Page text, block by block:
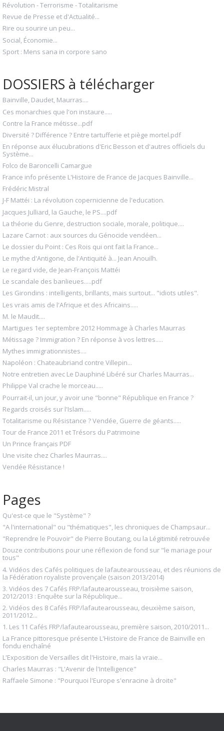
Révolution - Terrorisme - Totalitarisme
Revue de Presse et d'Actualité...
Rire ou sourire un peu...
Social, Économie...
Sport : Mens sana in corpore sano
DOSSIERS à télécharger
Bainville, Daudet, Maurras....
Ces monarchies que l'on instaure.....
Contre la France métisse...pdf
Diversité ? Différence ? Entre tartufferie et piège mortel.pdf
En réponse aux élucubrations d'Eric Besson et d'autres officiels du
Système...
Folco de Baroncelli Camargue
France info présente L'Histoire de France de Jacques Bainville...
Frédéric Mistral
J-F Mattéi : La révolution copernicienne de l'education.
Jacques Julliard, la Gauche, le PS....pdf
La théorie du Genre, destruction sociale, morale, politique....
Lazare Carnot : aux sources du Génocide vendéen...
Le dossier du Point : Ces Rois qui ont fait la France...
Le mythe d'Antigone, de l'Antiquité à... Jean Anouilh.
Le regard vide, de Jean-François Mattéi
Le scandale des banlieues.....pdf
Les Girondins : intelligents, brillants, mais surtout... "idiots utiles".
Les vrais amis de l'Afrique et des Africains.....
M. le Maudit....
Martigues 1er septembre 2012 Hommage à Charles Maurras
Métissage ? Immigration ? En réponse à vos lettres.....
Mythes immigrationnistes....
Napoléon : Chateaubriand contre Villepin...
Notre entretien avec Le Dauphiné Libéré sur Charles Maurras...
Philippe Val crache le morceau.....
Pourrait-il, un jour, y avoir une "bonne" République en France ?
Regards croisés sur l'Islam.....
Totalitarisme ou Résistance ? Vendée, Guerre de géants.....
Tour de France 2011 et Trésors du Patrimoine
Un Prince français PDF
Une visite chez Charles Maurras....
Vendée Résistance !
Pages
Qu'est-ce que le "Système" ?
"A l'international" ou "thématiques", les chroniques de Champsaur...
"Reprendre le Pouvoir" de Pierre Boutang, ou la Légitimité retrouvée
Douze contributions pour une réflexion de fond sur "le mariage pour
tous"
4. Vidéos des Cafés politiques de lafautearousseau, et des réunions de
la Fédération royaliste provençale (saison 2013/2014)
3. Vidéos des 7 Cafés FRP/lafautearousseau, troisième saison,
2012/2013 : Enquête sur la République...
2. Vidéos des 8 Cafés FRP/lafautearousseau, deuxième saison,
2011/2012...
1. Les 11 Cafés FRP/lafautearousseau, première saison, 2010/2011...
La France pittoresque présente L'Histoire de France de Bainville en
fondu enchaîné
L'Exposition de Versailles dit l'Histoire, mais la vraie...
Charles Maurras : "L'Avenir de l'Intelligence"
Raffaele Simone : "Pourquoi l'Europe s'enracine à droite"